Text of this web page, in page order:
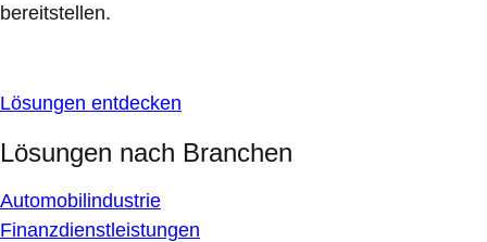
bereitstellen.
Lösungen entdecken
Lösungen nach Branchen
Automobilindustrie
Finanzdienstleistungen